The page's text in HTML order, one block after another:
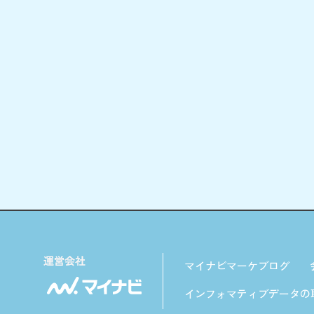
マイナビマーケブログ
インフォマティブデータ